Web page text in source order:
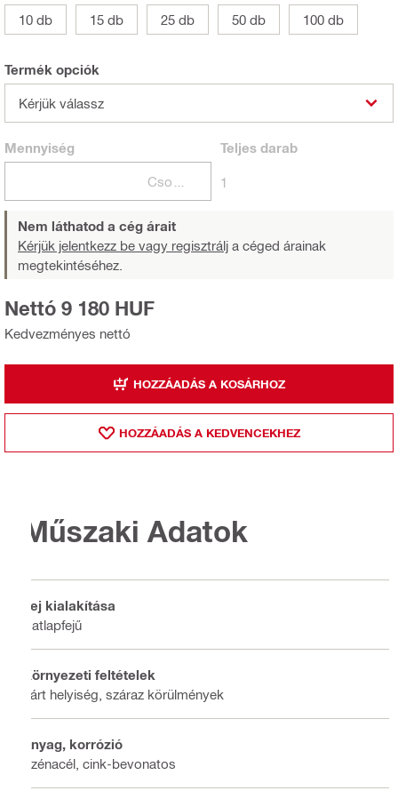
10 db
15 db 25 db 50 db 100 db
Termék opciók
Kérjük válassz
Mennyiség Teljesdarab
1
Nem láthatod a cég árait
Kérjük jelentkezz be vagy regisztrálj a céged árainak
megtekintéséhez.
Kedvezményes nettó
Nettó 9 180 HUF
HOZZÁADÁS A KOSÁRHOZ
HOZZÁADÁS A KEDVENCEKHEZ
Műszaki Adatok
Fej kialakítása
Hatlapfejű
Környezeti feltételek
Zárt helyiség, száraz körülmények
Anyag, korrózió
Szénacél, cink-bevonatos